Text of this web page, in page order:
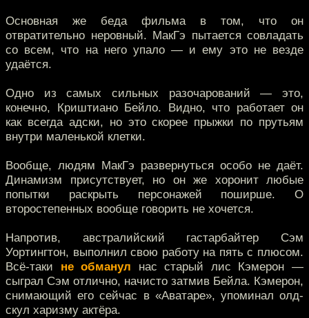
Основная же беда фильма в том, что он
отвратительно неровный. МакГэ пытается совладать
со всем, что на него упало — и ему это не везде
удаётся.
Одно из самых сильных разочарований — это,
конечно, Криштиано Бейло. Видно, что работает он
как всегда адски, но это скорее прыжки по прутьям
внутри маленькой клетки.
Вообще, людям МакГэ развернуться особо не даёт.
Динамизм присутствует, но он же хоронит любые
попытки раскрыть персонажей поширше. О
второстепенных вообще говорить не хочется.
Напротив, австралийский гастарбайтер Сэм
Уортингтон, выполнил свою работу на пять с плюсом.
Всё-таки не обманул нас старый лис Кэмерон —
сыграл Сэм отлично, начисто затмив Бейла. Кэмерон,
снимающий его сейчас в «Аватаре», упоминал олд-
скул харизму актёра.